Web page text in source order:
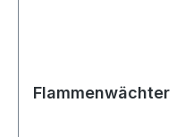
Flammenwächter